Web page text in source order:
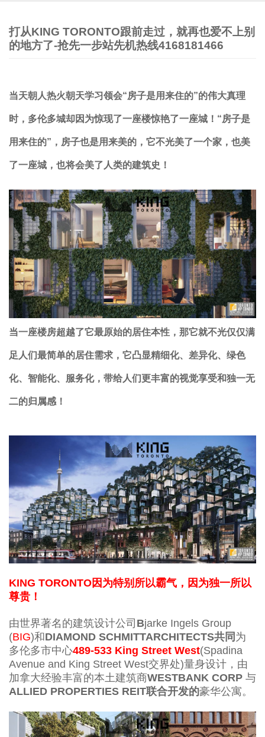
打从KING TORONTO跟前走过，就再也爱不上别
的地方了-抢先一步站先机热线4168181466
当天朝人热火朝天学习领会“房子是用来住的”的伟大真理
时，多伦多城却因为惊现了一座楼惊艳了一座城！“房子是
用来住的”，房子也是用来美的，它不光美了一个家，也美
了一座城，也将会美了人类的建筑史！
当一座楼房超越了它最原始的居住本性，那它就不光仅仅满
足人们最简单的居住需求，它凸显精细化、差异化、绿色
化、智能化、服务化，带给人们更丰富的视觉享受和独一无
二的归属感！
KING TORONTO因为特别所以霸气，因为独一所以
尊贵！
由世界著名的建筑设计公司 Bjarke Ingels Group
(BIG)和DIAMOND SCHMITTARCHITECTS共同 为
多伦多市中心489-533 King Street West(Spadina
Avenue and King Street West交界处)量身设计，由
加拿大经验丰富的本土建筑商WESTBANK CORP 与
ALLIED PROPERTIES REIT联合开发的豪华公寓。